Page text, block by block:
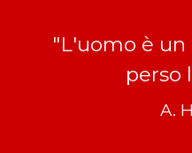
"L'uomo è un
perso
A.